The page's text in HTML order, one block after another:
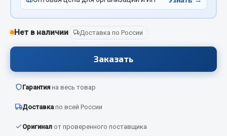
Подогреватели тосола
Весь раздел
Автозвук
Автокаталоги
Аптечки и знаки автомобильные
Нет в наличии Доставка по России
Заказать
Гарантия на весь товар
Доставка по всей России
Оригинал от проверенного поставщика